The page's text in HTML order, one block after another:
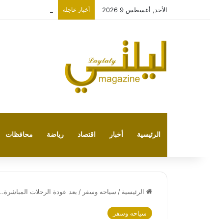
الأحد, أغسطس 9 2026 أخبار عاجلة
الرئيسية أخبار اقتصاد رياضة محافظات
الرئيسية / سياحه وسفر / بعد عودة الرحلات المباشرة.. 550 ريال رسوم تأشيرة الدخول إلى سوريا للمواطنين السعوديين
سياحه وسفر